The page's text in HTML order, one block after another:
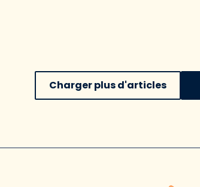
Charger plus d'articles